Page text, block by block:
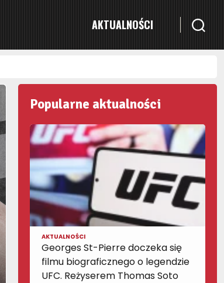
AKTUALNOŚCI
Popularne aktualności
AKTUALNOŚCI
Georges St-Pierre doczeka się
filmu biograficznego o legendzie
UFC. Reżyserem Thomas Soto